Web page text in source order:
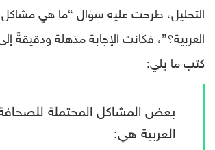
التحليل، طرحت عليه سؤال “ما هي مشاكل
العربية؟”، فكانت الإجابة مذهلة ودقيقةً
كتب ما يلي:
بعض المشاكل المحتملة للصحافة
العربية هي: